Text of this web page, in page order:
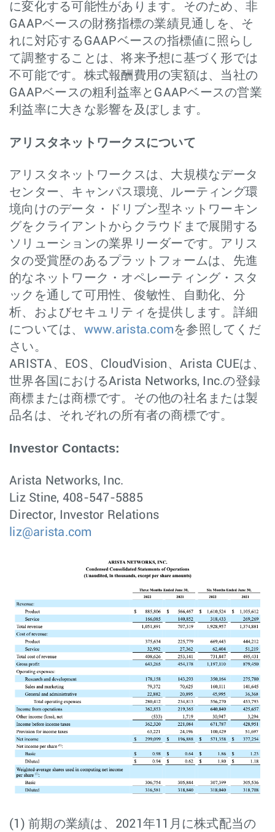
に変化する可能性があります。そのため、非
GAAPベースの財務指標の業績見通しを、そ
れに対応するGAAPベースの指標値に照らし
て調整することは、将来予想に基づく形では
不可能です。株式報酬費用の実額は、当社の
GAAPベースの粗利益率とGAAPベースの営業
利益率に大きな影響を及ぼします。
アリスタネットワークスについて
アリスタネットワークスは、大規模なデータ
センター、キャンパス環境、ルーティング環
境向けのデータ・ドリブン型ネットワーキン
グをクライアントからクラウドまで展開する
ソリューションの業界リーダーです。アリス
タの受賞歴のあるプラットフォームは、先進
的なネットワーク・オペレーティング・スタ
ックを通して可用性、俊敏性、自動化、分
析、およびセキュリティを提供します。詳細
については、 www.arista.comを参照してくだ
さい。
ARISTA、EOS、CloudVision、Arista CUEは、
世界各国におけるArista Networks, Inc.の登録
商標または商標です。その他の社名または製
品名は、それぞれの所有者の商標です。
Investor Contacts:
Arista Networks, Inc.
Liz Stine, 408-547-5885
Director, Investor Relations
liz@arista.com
(1) 前期の業績は、2021年11月に株式配当の